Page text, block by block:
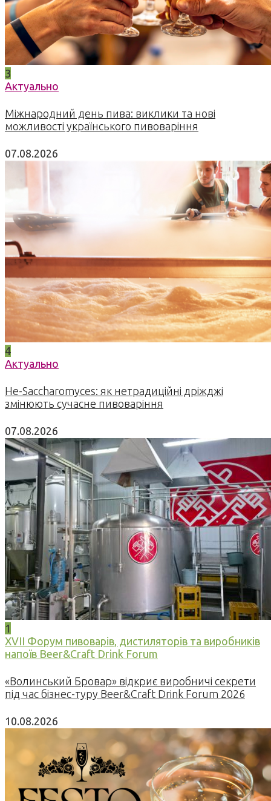
3
Актуально
Міжнародний день пива: виклики та нові
можливості українського пивоваріння
07.08.2026
4
Актуально
Не-Saccharomyces: як нетрадиційні дріжджі
змінюють сучасне пивоваріння
07.08.2026
1
XVII Форум пивоварів, дистиляторів та виробників
напоїв Beer&Craft Drink Forum
«Волинський Бровар» відкриє виробничі секрети
під час бізнес-туру Beer&Craft Drink Forum 2026
10.08.2026